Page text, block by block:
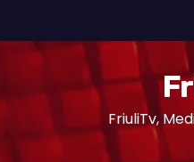
FriuliTv,